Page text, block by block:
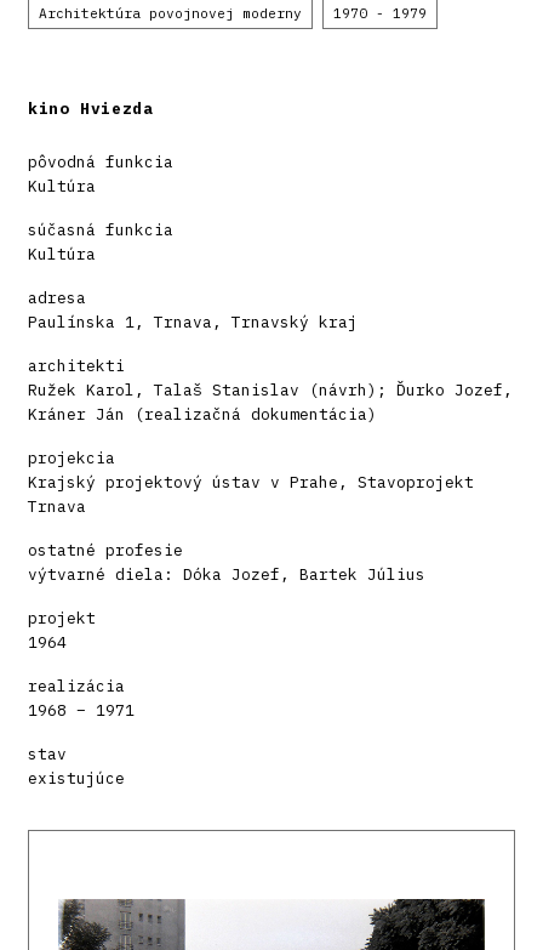
Architektúra povojnovej moderny 1970 - 1979
kino Hviezda
pôvodná funkcia
Kultúra
súčasná funkcia
Kultúra
adresa
Paulínska 1, Trnava, Trnavský kraj
architekti
Ružek Karol, Talaš Stanislav (návrh); Ďurko Jozef,
Kráner Ján (realizačná dokumentácia)
projekcia
Krajský projektový ústav v Prahe, Stavoprojekt
Trnava
ostatné profesie
výtvarné diela: Dóka Jozef, Bartek Július
projekt
1964
realizácia
1968 – 1971
stav
existujúce